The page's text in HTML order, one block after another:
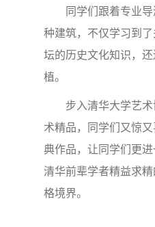
同学们跟着专业
种建筑，不仅学习到
坛的历史文化知识，
植。
步入清华大学艺
术精品，同学们又惊
典作品，让同学们更进
清华前辈学者精益求
格境界。